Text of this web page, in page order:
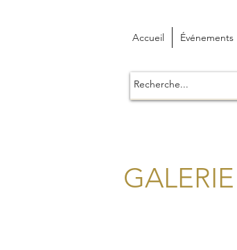
Accueil Événements
GALERIE